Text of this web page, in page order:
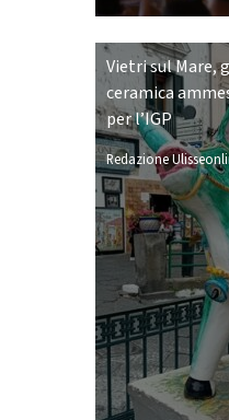
Vietri sul Mare,
ceramica
per l’IGP
Redazione